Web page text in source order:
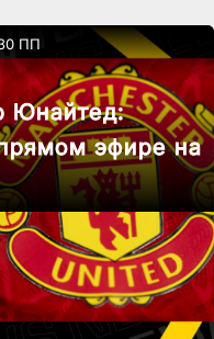
ПП
Юнайтед:
эфире на